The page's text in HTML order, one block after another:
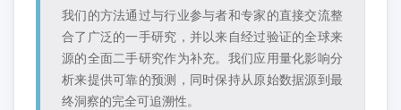
我们的方法通过与行业参与者和专家的直接交流整
合了广泛的一手研究，并以来自经过验证的全球来
源的全面二手研究作为补充。我们应用量化影响分
析来提供可靠的预测，同时保持从原始数据源到最
终洞察的完全可追溯性。